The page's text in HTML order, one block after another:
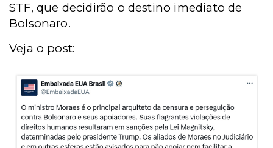
STF, que decidirão o destino imediato de
Bolsonaro.
Veja o post: